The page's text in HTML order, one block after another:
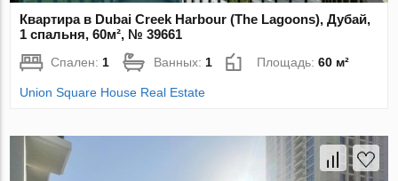
Квартира в Dubai Creek Harbour (The Lagoons), Дубай,
1 спальня, 60м², № 39661
Спален:1 Ванных:1 Площадь:60 м²
Union Square House Real Estate